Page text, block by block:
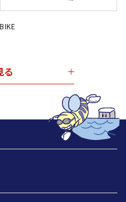
BIKE
る